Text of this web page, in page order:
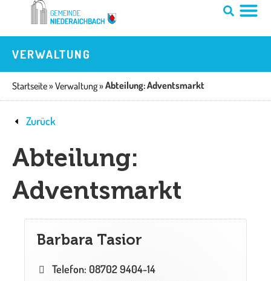
springen
VERWALTUNG
Startseite»Verwaltung»Abteilung: Adventsmarkt
Zurück
Abteilung:
Adventsmarkt
Barbara Tasior
Telefon: 08702 9404-14